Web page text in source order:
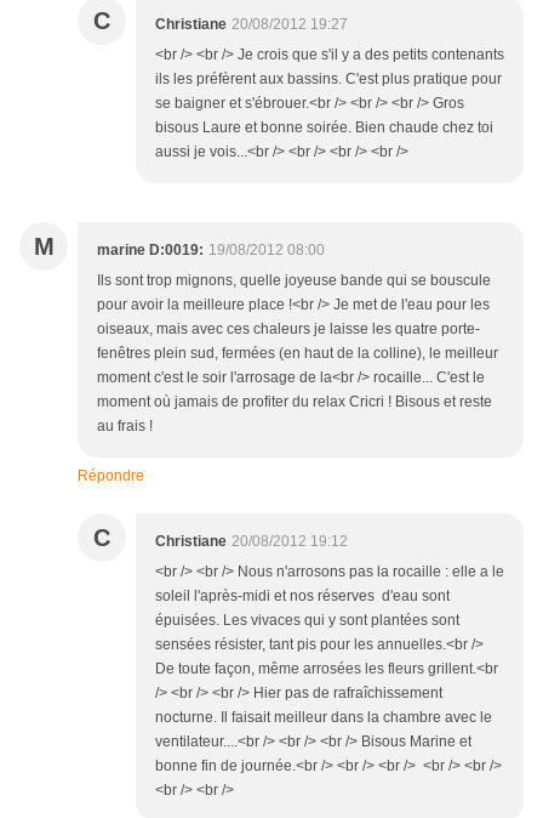
C Christiane 20/08/2012 19:27
<br /> <br /> Je crois que s'il y a des petits contenants
ils les préfèrent aux bassins. C'est plus pratique pour
se baigner et s'ébrouer.<br /> <br /> <br /> Gros
bisous Laure et bonne soirée. Bien chaude chez toi
aussi je vois...<br /> <br /> <br /> <br />
M marine D:0019: 19/08/2012 08:00
Ils sont trop mignons, quelle joyeuse bande qui se bouscule
pour avoir la meilleure place !<br /> Je met de l'eau pour les
oiseaux, mais avec ces chaleurs je laisse les quatre porte-
fenêtres plein sud, fermées (en haut de la colline), le meilleur
moment c'est le soir l'arrosage de la<br /> rocaille... C'est le
moment où jamais de profiter du relax Cricri ! Bisous et reste
au frais !
Répondre
C Christiane 20/08/2012 19:12
<br /> <br /> Nous n'arrosons pas la rocaille : elle a le
soleil l'après-midi et nos réserves d'eau sont
épuisées. Les vivaces qui y sont plantées sont
sensées résister, tant pis pour les annuelles.<br />
De toute façon, même arrosées les fleurs grillent.<br
/> <br /> <br /> Hier pas de rafraîchissement
nocturne. Il faisait meilleur dans la chambre avec le
ventilateur....<br /> <br /> <br /> Bisous Marine et
bonne fin de journée.<br /> <br /> <br /> <br /> <br />
<br /> <br />